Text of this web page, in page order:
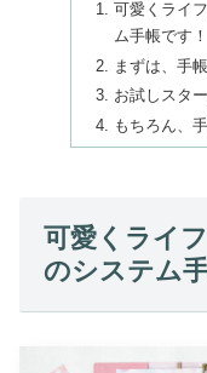
可愛くライ
ム手帳です！
まずは、手
お試しスタ
もちろん、
可愛くライ
のシステム